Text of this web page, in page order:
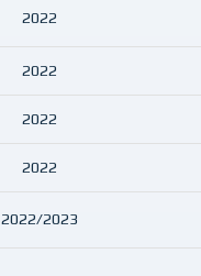
2022
2022
2022
2022
2022/2023